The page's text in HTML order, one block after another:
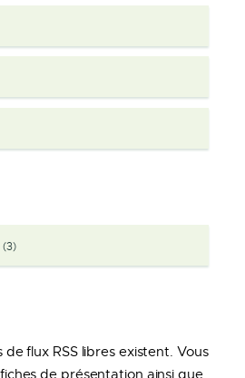
(3)
de flux RSS libres existent. Vous
de présentation ainsi que